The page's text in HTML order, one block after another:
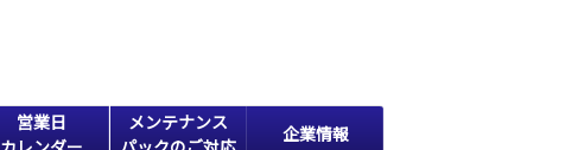
営業日
メンテナンス
企業情報